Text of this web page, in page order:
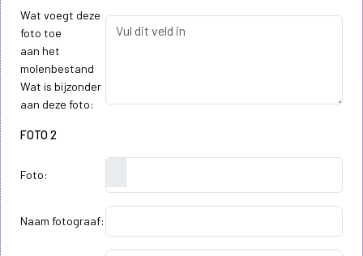
Wat voegt deze
foto toe
aan het
molenbestand
Wat is bijzonder
aan deze foto:
FOTO 2
Foto:
Naam fotograaf: